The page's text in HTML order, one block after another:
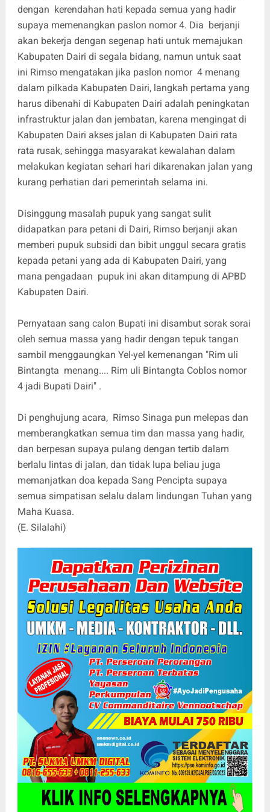
dengan kerendahan hati kepada semua yang hadir
supaya memenangkan paslon nomor 4. Dia berjanji
akan bekerja dengan segenap hati untuk memajukan
Kabupaten Dairi di segala bidang, namun untuk saat
ini Rimso mengatakan jika paslon nomor 4 menang
dalam pilkada Kabupaten Dairi, langkah pertama yang
harus dibenahi di Kabupaten Dairi adalah peningkatan
infrastruktur jalan dan jembatan, karena mengingat di
Kabupaten Dairi akses jalan di Kabupaten Dairi rata
rata rusak, sehingga masyarakat kewalahan dalam
melakukan kegiatan sehari hari dikarenakan jalan yang
kurang perhatian dari pemerintah selama ini.
Disinggung masalah pupuk yang sangat sulit
didapatkan para petani di Dairi, Rimso berjanji akan
memberi pupuk subsidi dan bibit unggul secara gratis
kepada petani yang ada di Kabupaten Dairi, yang
mana pengadaan pupuk ini akan ditampung di APBD
Kabupaten Dairi.
Pernyataan sang calon Bupati ini disambut sorak sorai
oleh semua massa yang hadir dengan tepuk tangan
sambil menggaungkan Yel-yel kemenangan "Rim uli
Bintangta menang.... Rim uli Bintangta Coblos nomor
4 jadi Bupati Dairi" .
Di penghujung acara, Rimso Sinaga pun melepas dan
memberangkatkan semua tim dan massa yang hadir,
dan berpesan supaya pulang dengan tertib dalam
berlalu lintas di jalan, dan tidak lupa beliau juga
memanjatkan doa kepada Sang Pencipta supaya
semua simpatisan selalu dalam lindungan Tuhan yang
Maha Kuasa.
(E. Silalahi)